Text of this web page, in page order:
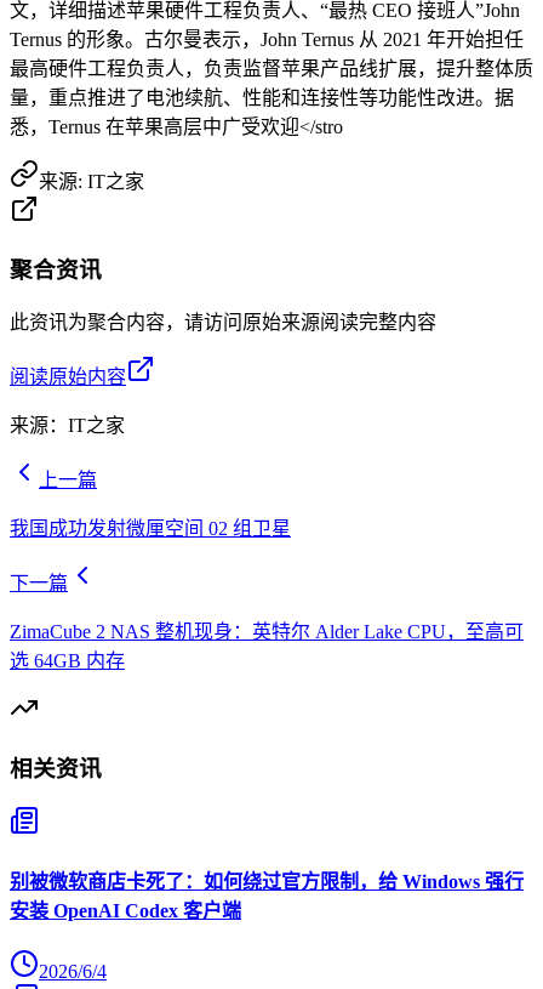
文，详细描述苹果硬件工程负责人、“最热 CEO 接班人”John
Ternus 的形象。古尔曼表示，John Ternus 从 2021 年开始担任
最高硬件工程负责人，负责监督苹果产品线扩展，提升整体质
量，重点推进了电池续航、性能和连接性等功能性改进。据
悉，Ternus 在苹果高层中广受欢迎</stro
来源: IT之家
聚合资讯
此资讯为聚合内容，请访问原始来源阅读完整内容
阅读原始内容
来源： IT之家
上一篇
我国成功发射微厘空间 02 组卫星
下一篇
ZimaCube 2 NAS 整机现身：英特尔 Alder Lake CPU，至高可
选 64GB 内存
相关资讯
别被微软商店卡死了：如何绕过官方限制，给 Windows 强行
安装 OpenAI Codex 客户端
2026/6/4